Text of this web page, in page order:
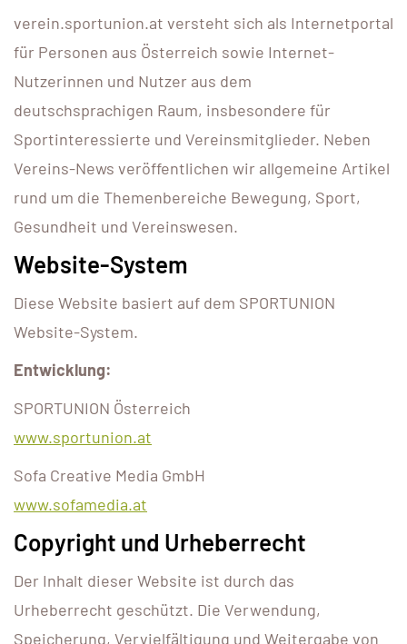
verein.sportunion.at versteht sich als Internetportal
für Personen aus Österreich sowie Internet-
Nutzerinnen und Nutzer aus dem
deutschsprachigen Raum, insbesondere für
Sportinteressierte und Vereinsmitglieder. Neben
Vereins-News veröffentlichen wir allgemeine Artikel
rund um die Themenbereiche Bewegung, Sport,
Gesundheit und Vereinswesen.
Website-System
Diese Website basiert auf dem SPORTUNION
Website-System.
Entwicklung:
SPORTUNION Österreich
www.sportunion.at
Sofa Creative Media GmbH
www.sofamedia.at
Copyright und Urheberrecht
Der Inhalt dieser Website ist durch das
Urheberrecht geschützt. Die Verwendung,
Speicherung, Vervielfältigung und Weitergabe von